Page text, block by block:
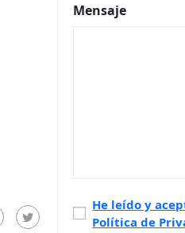
Mensaje
Política
de
He leído y
Política de